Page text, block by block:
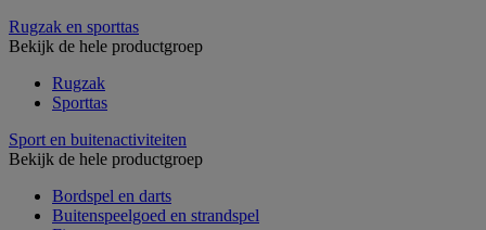
Rugzak en sporttas
Bekijk de hele productgroep
Rugzak
Sporttas
Sport en buitenactiviteiten
Bekijk de hele productgroep
Bordspel en darts
Buitenspeelgoed en strandspel